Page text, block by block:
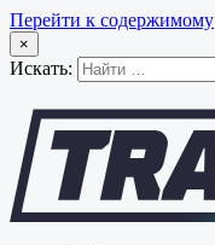
Перейти к содержимому
×
Искать: